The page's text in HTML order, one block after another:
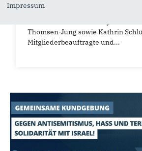
Thomsen-Jung sowie Kathrin
Mitgliederbeauftragte und...
Impressum